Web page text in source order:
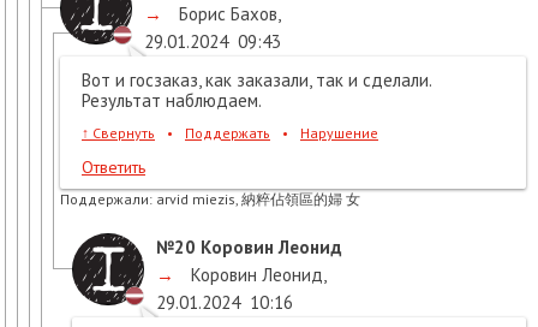
→
Борис Бахов
29.01.2024 09:43
Вот и госзаказ, как заказали, так и сделали.
Результат наблюдаем.
↑ Свернуть • Поддержать • Нарушение
Ответить
Поддержали: arvid miezis, 納粹佔領區的婦 女
№20 Коровин Леонид
→
Коровин Леонид
29.01.2024 10:16